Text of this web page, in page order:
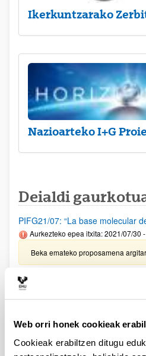
Web orri honek cookieak
Cookieak erabiltzen ditugu
Ikerkuntzarako
Nazioarteko I+G
Deialdi
PIFG21/07: “La base molecular
Aurkezteko epea itxita: 2021/07/30
Beka emateko proposamena
PIFG21/04: “Desarrollo de
memoria de forma”
Beka emateko proposamena
PIFG21/05: “Desarrollo de